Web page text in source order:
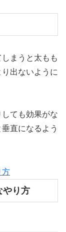
まうと太もも
出ないように
しても効果がな
直になるよう
やり方